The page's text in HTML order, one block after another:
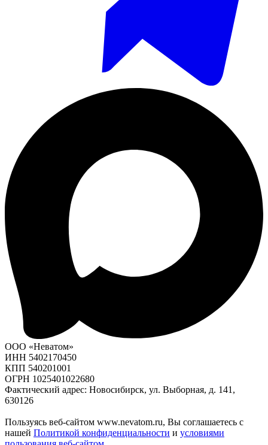
ООО «Неватом»
ИНН 5402170450
КПП 540201001
ОГРН 1025401022680
Фактический адрес: Новосибирск, ул. Выборная, д. 141,
630126
Пользуясь веб-сайтом www.nevatom.ru, Вы соглашаетесь с
нашей Политикой конфиденциальности и условиями